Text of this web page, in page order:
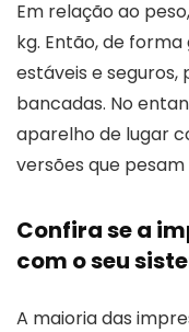
Em relação ao
kg. Então, de forma
estáveis e
bancadas. No
aparelho de lugar
versões que pesam
Confira se a
com o seu
A maioria das